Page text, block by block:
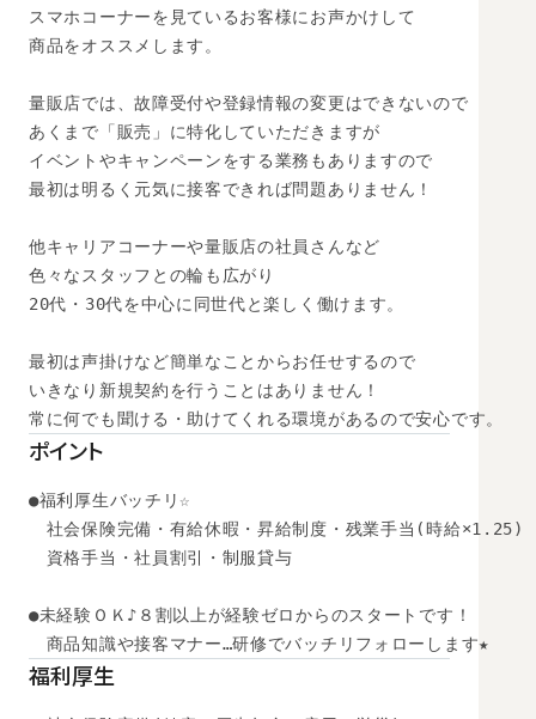
スマホコーナーを見ているお客様にお声かけして
商品をオススメします。
量販店では、故障受付や登録情報の変更はできないので
あくまで「販売」に特化していただきますが
イベントやキャンペーンをする業務もありますので
最初は明るく元気に接客できれば問題ありません！
他キャリアコーナーや量販店の社員さんなど
色々なスタッフとの輪も広がり
20代・30代を中心に同世代と楽しく働けます。
最初は声掛けなど簡単なことからお任せするので
いきなり新規契約を行うことはありません！
常に何でも聞ける・助けてくれる環境があるので安心です。
ポイント
●福利厚生バッチリ☆
社会保険完備・有給休暇・昇給制度・残業手当(時給×1.25)
資格手当・社員割引・制服貸与
●未経験ＯＫ♪８割以上が経験ゼロからのスタートです！
商品知識や接客マナー…研修でバッチリフォローします★
福利厚生